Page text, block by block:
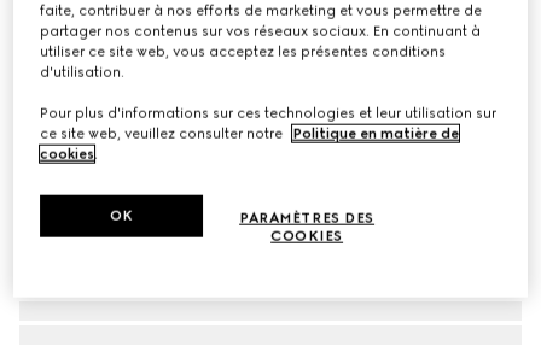
faite, contribuer à nos efforts de marketing et vous permettre de
partager nos contenus sur vos réseaux sociaux. En continuant à
utiliser ce site web, vous acceptez les présentes conditions
d'utilisation.
Pour plus d'informations sur ces technologies et leur utilisation sur
ce site web, veuillez consulter notre
Politique en matière de
cookies.
PARAMÈTRES DES
COOKIES
OK